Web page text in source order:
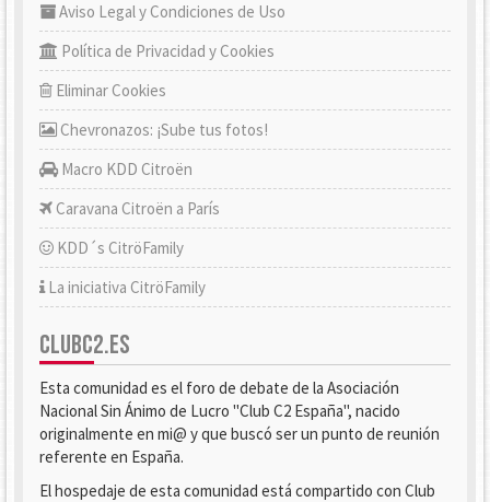
Aviso Legal y Condiciones de Uso
Política de Privacidad y Cookies
Eliminar Cookies
Chevronazos: ¡Sube tus fotos!
Macro KDD Citroën
Caravana Citroën a París
KDD´s CitröFamily
La iniciativa CitröFamily
CLUBC2.ES
Esta comunidad es el foro de debate de la Asociación
Nacional Sin Ánimo de Lucro "Club C2 España", nacido
originalmente en mi@ y que buscó ser un punto de reunión
referente en España.
El hospedaje de esta comunidad está compartido con Club